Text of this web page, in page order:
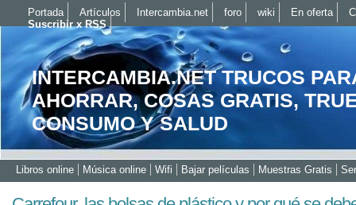
INTERCAMBIA.NET TRUCOS
AHORRAR, COSAS GRATIS,
CONSUMO Y SALUD
Libros online Música online Wifi Bajar películas Muestras Gratis
Portada Artículos Intercambia.net foro wiki En oferta
Suscribir x RSS